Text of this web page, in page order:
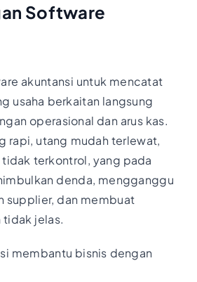
Software
akuntansi untuk mencatat
usaha berkaitan langsung
operasional dan arus kas.
rapi, utang mudah terlewat,
tidak terkontrol, yang pada
denda, mengganggu
supplier, dan membuat
tidak jelas.
membantu bisnis dengan